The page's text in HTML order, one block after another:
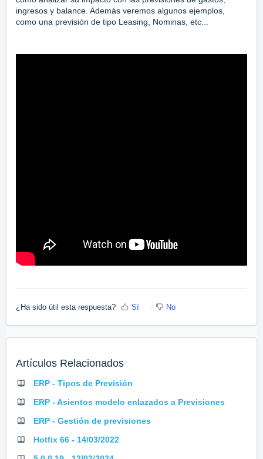
ingresos y balance. Además veremos algunos ejemplos,
como una previsión de tipo Leasing, Nominas, etc...
¿Ha sido útil esta respuesta? Sí No
Artículos Relacionados
ERP - Tipos de Previsión
ERP - Asientos modelo enlazados a Previsiones
ERP - Gestión de previsiones
Hotfix 66 - 14/03/2022